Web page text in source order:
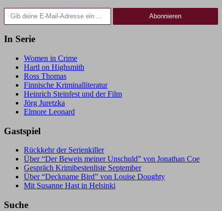
Gib deine E-Mail-Adresse ein ...
Abonnieren
In Serie
Women in Crime
Hartl on Highsmith
Ross Thomas
Finnische Kriminalliteratur
Heinrich Steinfest und der Film
Jörg Juretzka
Elmore Leonard
Gastspiel
Rückkehr der Serienkiller
Über “Der Beweis meiner Unschuld” von Jonathan Coe
Gespräch Krimibestenliste September
Über “Deckname Bird” von Louise Doughty
Mit Susanne Hast in Helsinki
Suche